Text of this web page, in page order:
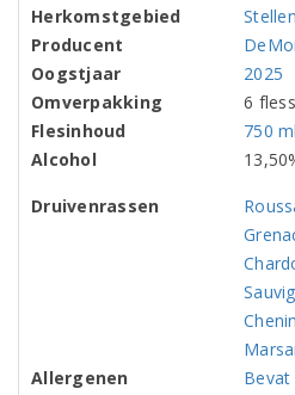
Herkomstgebied
Producent
Oogstjaar
2025
Omverpakking
6
Flesinhoud
750 ml
Alcohol
Druivenrassen
Allergenen